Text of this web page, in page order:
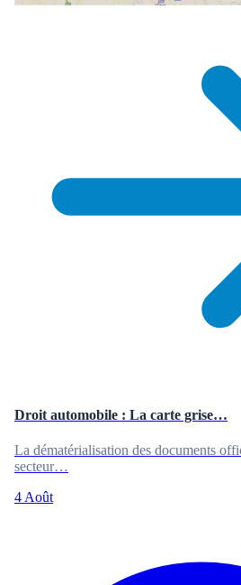
Droit automobile : La carte grise…
La dématérialisation des documents
secteur…
4 Août